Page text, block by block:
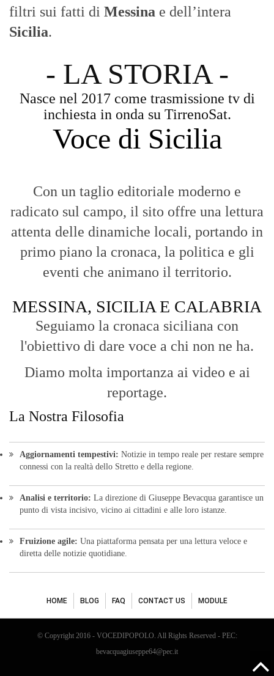
filtri sui fatti di Messina e dell’intera
Sicilia.
- LA STORIA -
Nasce nel 2017 come trasmissione tv di
inchiesta in onda su TirrenoSat.
Voce di Sicilia
Con un taglio editoriale moderno e
radicato sul campo, il sito offre una lettura
attenta delle dinamiche locali, portando in
primo piano la cronaca, la politica e gli
eventi che animano il territorio.
MESSINA, SICILIA E CALABRIA
Seguiamo la cronaca siciliana con
l'obiettivo di dare voce a chi non ne ha.
Diamo molta importanza ai video e ai
reportage.
La Nostra Filosofia
Aggiornamenti tempestivi: Notizie in tempo reale per restare sempre
connessi con la realtà dello Stretto e della regione.
Analisi e territorio: La direzione di Giuseppe Bevacqua garantisce un
punto di vista incisivo, vicino ai cittadini e alle loro istanze.
Fruizione agile: Una piattaforma pensata per una lettura veloce e
diretta delle notizie quotidiane.
HOME BLOG FAQ CONTACT US MODULE
© Copyright 2016 - VOCEDIPOPOLO. All Rights Reserved - PEC:
bevacquagiuseppe64@pec.it